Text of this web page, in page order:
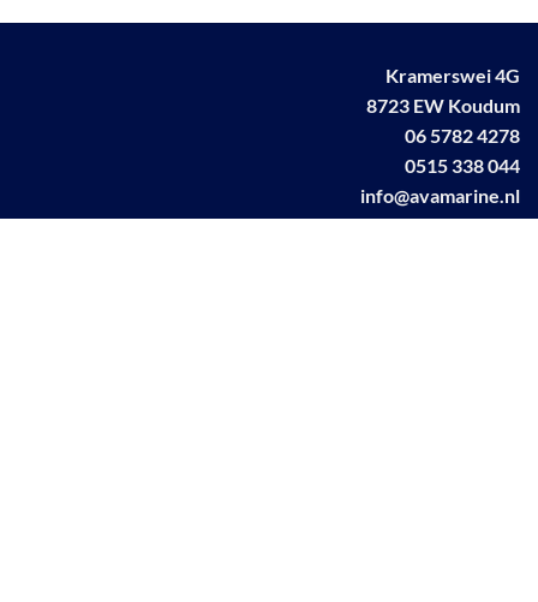
Kramerswei 4G
8723 EW Koudum
06 5782 4278
0515 338 044
info@avamarine.nl